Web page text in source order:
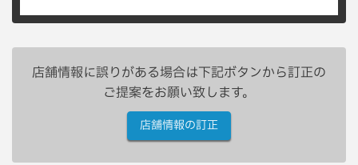
店舗情報に誤りがある場合は下記ボタンから訂正の
ご提案をお願い致します。
店舗情報の訂正